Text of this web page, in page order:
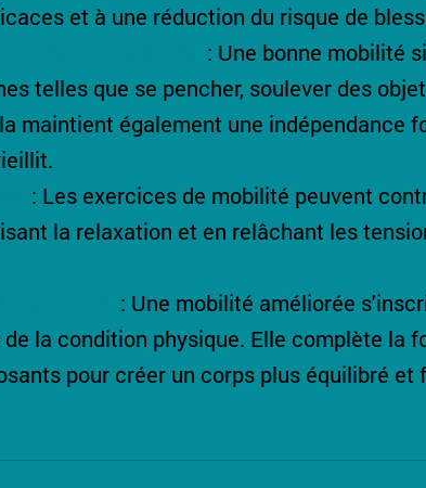
et à une réduction du risque de
: Une bonne mobilité
telles que se pencher, soulever des
maintient également une indépendance
: Les exercices de mobilité peuvent
la relaxation et en relâchant les
: Une mobilité améliorée
la condition physique. Elle complète la
pour créer un corps plus équilibré et